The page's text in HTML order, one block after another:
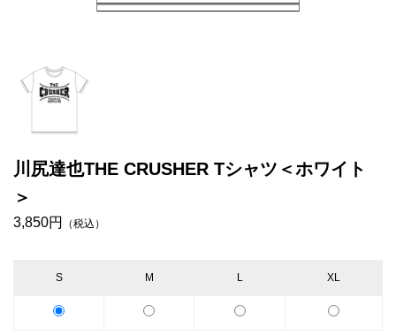
川尻達也THE CRUSHER Tシャツ＜ホワイト
＞
3,850円 （税込）
S M L XL